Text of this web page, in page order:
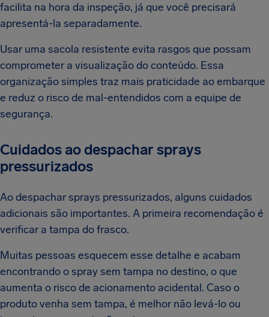
facilita na hora da inspeção, já que você precisará
apresentá-la separadamente.
Usar uma sacola resistente evita rasgos que possam
comprometer a visualização do conteúdo. Essa
organização simples traz mais praticidade ao embarque
e reduz o risco de mal-entendidos com a equipe de
segurança.
Cuidados ao despachar sprays
pressurizados
Ao despachar sprays pressurizados, alguns cuidados
adicionais são importantes. A primeira recomendação é
verificar a tampa do frasco.
Muitas pessoas esquecem esse detalhe e acabam
encontrando o spray sem tampa no destino, o que
aumenta o risco de acionamento acidental. Caso o
produto venha sem tampa, é melhor não levá-lo ou